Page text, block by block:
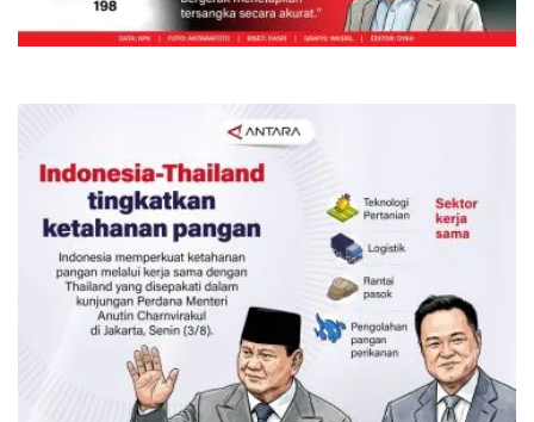
5 Agustus 2026